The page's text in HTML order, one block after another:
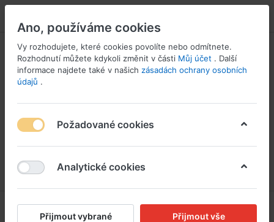
Ano, používáme cookies
Vy rozhodujete, které cookies povolíte nebo odmítnete.
Rozhodnutí můžete kdykoli změnit v části Můj účet . Další
informace najdete také v našich zásadách ochrany osobních
údajů .
Požadované cookies
Analytické cookies
Přijmout vybrané Přijmout vše